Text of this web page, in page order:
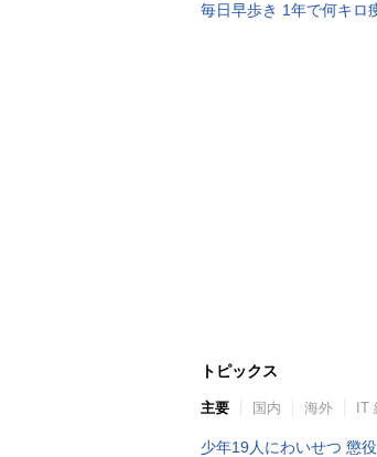
毎日早歩き 1年で何キロ
トピックス
主要 国内 海外 IT
少年19人にわいせつ 懲